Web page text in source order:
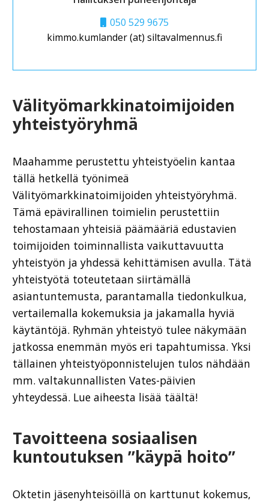
050 529 9675
kimmo.kumlander (at) siltavalmennus.fi
Välityömarkkinatoimijoiden
yhteistyöryhmä
Maahamme perustettu yhteistyöelin kantaa
tällä hetkellä työnimeä
Välityömarkkinatoimijoiden yhteistyöryhmä.
Tämä epävirallinen toimielin perustettiin
tehostamaan yhteisiä päämääriä edustavien
toimijoiden toiminnallista vaikuttavuutta
yhteistyön ja yhdessä kehittämisen avulla. Tätä
yhteistyötä toteutetaan siirtämällä
asiantuntemusta, parantamalla tiedonkulkua,
vertailemalla kokemuksia ja jakamalla hyviä
käytäntöjä. Ryhmän yhteistyö tulee näkymään
jatkossa enemmän myös eri tapahtumissa. Yksi
tällainen yhteistyöponnistelujen tulos nähdään
mm. valtakunnallisten Vates-päivien
yhteydessä. Lue aiheesta lisää täältä!
Tavoitteena sosiaalisen
kuntoutuksen ”käypä hoito”
Oktetin jäsenyhteisöillä on karttunut kokemus,